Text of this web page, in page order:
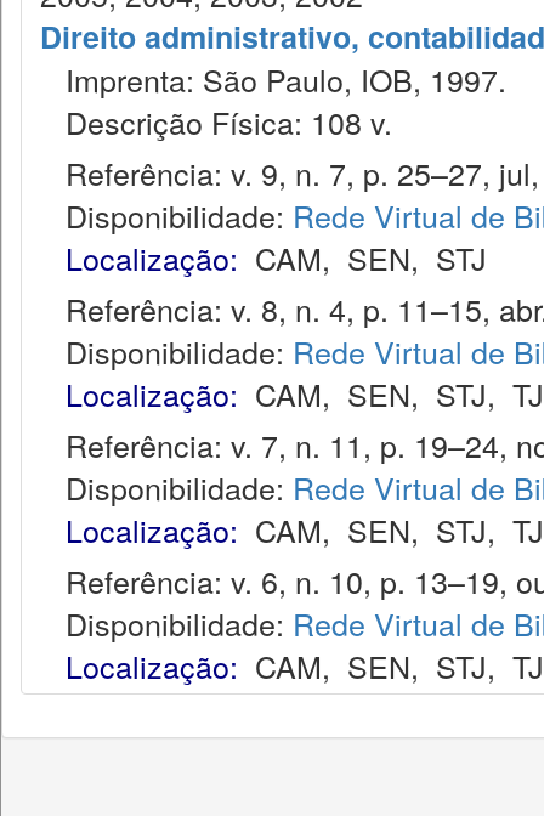
Direito administrativo,
Imprenta: São Paulo, IOB, 1997.
Descrição Física: 108 v.
Referência: v. 9, n. 7, p. 25–27,
Disponibilidade: Rede Virtual de
Localização: CAM, SEN, STJ
Referência: v. 8, n. 4, p. 11–15,
Disponibilidade: Rede Virtual de
Localização: CAM, SEN, STJ,
Referência: v. 7, n. 11, p. 19–24,
Disponibilidade: Rede Virtual de
Localização: CAM, SEN, STJ,
Referência: v. 6, n. 10, p. 13–19,
Disponibilidade: Rede Virtual de
Localização: CAM, SEN, STJ,